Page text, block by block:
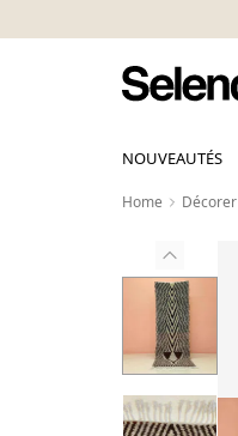
NOUVEAUTÉS
Home Décorer